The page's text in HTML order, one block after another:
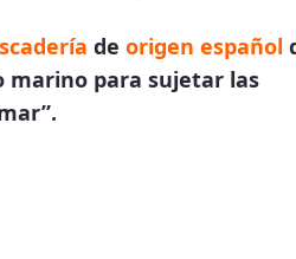
de origen español
marino para sujetar las